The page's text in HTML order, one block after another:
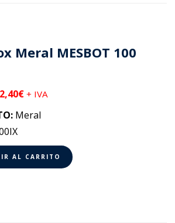
Meral MESBOT 100
€ + IVA
Meral
AL CARRITO